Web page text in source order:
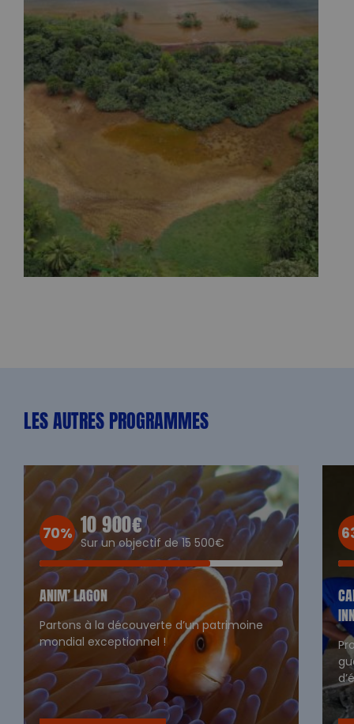
LES AUTRES PROGRAMMES
70% 10 900€
Sur un objectif de 15 500€
ANIM’ LAGON
Partons à la découverte d’un patrimoine
mondial exceptionnel !